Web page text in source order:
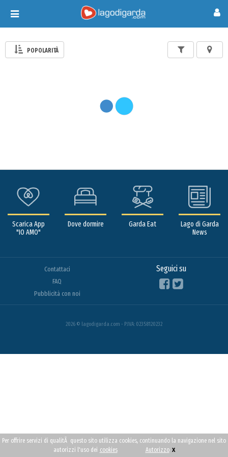
Toggle
navigation
POPOLARITÀ
Scarica App
"IO AMO"
Dove dormire Garda Eat
Lago di Garda
News
Contattaci
FAQ
Pubblicità con noi
Seguici su
2026 © lagodigarda.com - P.IVA: 02358120232
Per offrire servizi di qualitÃ questo sito utilizza cookies, continuando la navigazione nel sito
autorizzi l'uso dei cookies Autorizzo x